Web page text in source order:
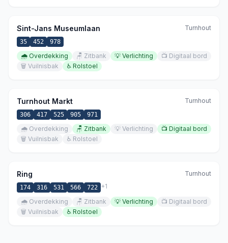
Sint-Jans Museumlaan Turnhout
35 452 978
🌧️ Overdekking 🪑 Zitbank 💡 Verlichting 📺 Digitaal bord
🗑️ Vuilnisbak ♿ Rolstoel
Turnhout Markt Turnhout
306 417 525 905 971
🌧️ Overdekking 🪑 Zitbank 💡 Verlichting 📺 Digitaal bord
🗑️ Vuilnisbak ♿ Rolstoel
Ring Turnhout
174 316 531 566 722 +1
🌧️ Overdekking 🪑 Zitbank 💡 Verlichting 📺 Digitaal bord
🗑️ Vuilnisbak ♿ Rolstoel